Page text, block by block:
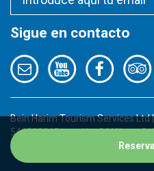
Sigue en contacto
Bein Harim Tourism Services
5422000 | Dirección: 34 Kibutz
de email: